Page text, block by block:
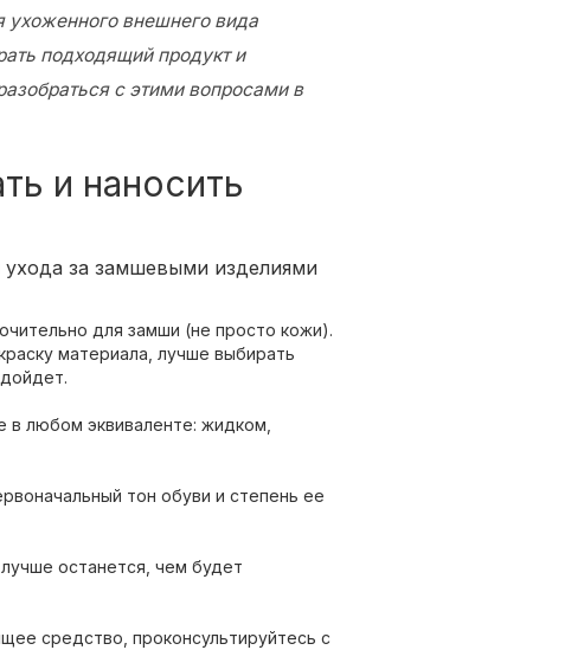
ухоженного внешнего вида
подходящий продукт и
с этими вопросами в
и наносить
за замшевыми изделиями
для замши (не просто кожи).
материала, лучше выбирать
в любом эквиваленте: жидком,
тон обуви и степень ее
останется, чем будет
средство, проконсультируйтесь с